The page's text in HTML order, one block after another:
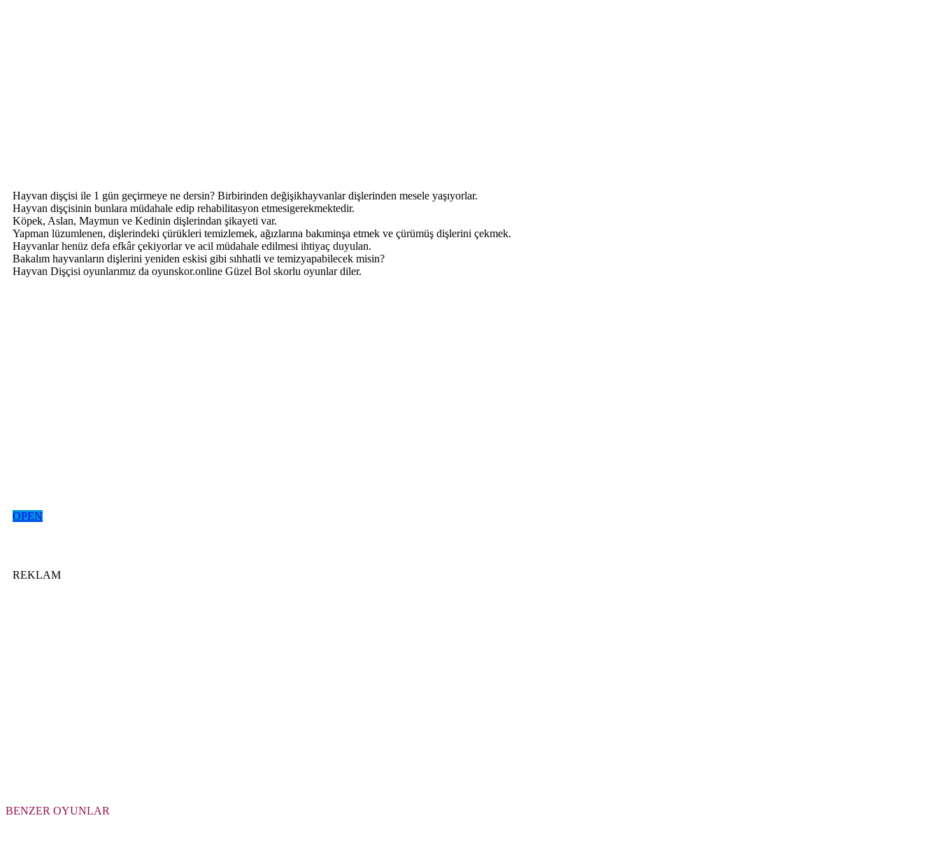
Hayvan dişçisi ile 1 gün geçirmeye ne dersin? Birbirinden değişikhayvanlar dişlerinden mesele yaşıyorlar.
Hayvan dişçisinin bunlara müdahale edip rehabilitasyon etmesigerekmektedir.
Köpek, Aslan, Maymun ve Kedinin dişlerindan şikayeti var.
Yapman lüzumlenen, dişlerindeki çürükleri temizlemek, ağızlarına bakıminşa etmek ve çürümüş dişlerini çekmek.
Hayvanlar henüz defa efkâr çekiyorlar ve acil müdahale edilmesi ihtiyaç duyulan.
Bakalım hayvanların dişlerini yeniden eskisi gibi sıhhatli ve temizyapabilecek misin?
Hayvan Dişçisi oyunlarımız da oyunskor.online Güzel Bol skorlu oyunlar diler.
OPEN
REKLAM
BENZER OYUNLAR